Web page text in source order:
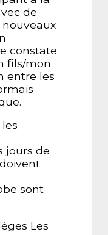
de
constate
fils/mon
entre les
jours de
sont
Les